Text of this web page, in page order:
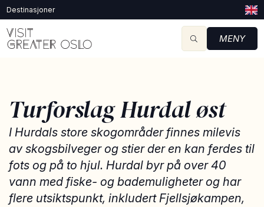
Destinasjoner
MENY
Turforslag Hurdal øst
I Hurdals store skogområder finnes milevis
av skogsbilveger og stier der en kan ferdes til
fots og på to hjul. Hurdal byr på over 40
vann med fiske- og bademuligheter og har
flere utsiktspunkt, inkludert Fjellsjøkampen,